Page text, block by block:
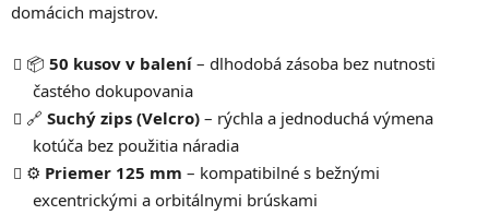
domácich majstrov.
📦 50 kusov v balení – dlhodobá zásoba bez nutnosti
častého dokupovania
🔗 Suchý zips (Velcro) – rýchla a jednoduchá výmena
kotúča bez použitia náradia
⚙️ Priemer 125 mm – kompatibilné s bežnými
excentrickými a orbitálnymi brúskami